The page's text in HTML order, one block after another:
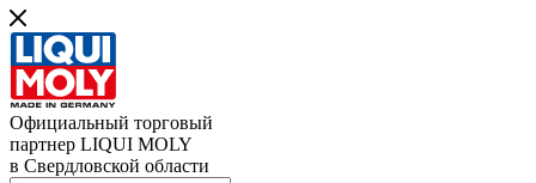
Официальный торговый
партнер LIQUI MOLY
в Свердловской области